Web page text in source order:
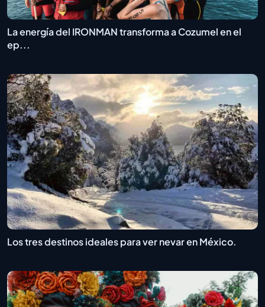
La energía del IRONMAN transforma a Cozumel en el
ep...
Los tres destinos ideales para ver nevar en México.